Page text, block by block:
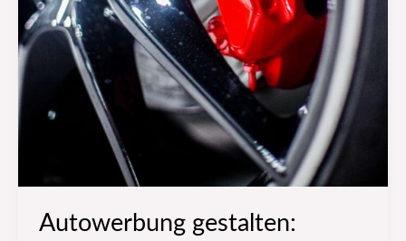
Autowerbung gestalten: